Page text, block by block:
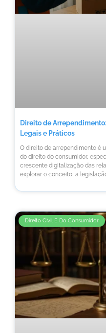
Direito de
Legais e Práticos
O direito de arrependimento é
do direito do consumidor,
crescente digitalização das
explorar o conceito, a
Direito Civil E Do Consumidor